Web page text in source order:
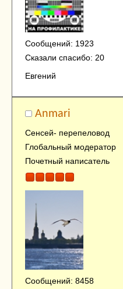
Сообщений: 1923
Сказали спасибо: 20
Евгений
Anmari
Сенсей- перепеловод
Глобальный модератор
Почетный написатель
Сообщений: 8458